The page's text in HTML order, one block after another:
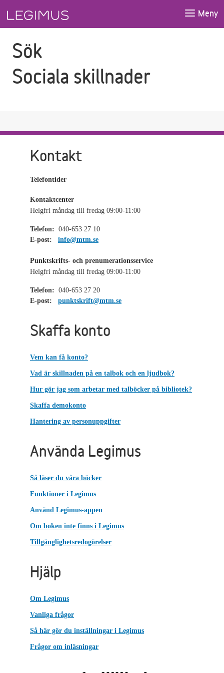
Meny
Sök
Sociala skillnader
Kontakt
Telefontider
Kontaktcenter
Helgfri måndag till fredag 09:00-11:00
Telefon: 040-653 27 10
E-post:
info@mtm.se
Punktskrifts- och prenumerationsservice
Helgfri måndag till fredag 09:00-11:00
Telefon: 040-653 27 20
E-post:
punktskrift@mtm.se
Skaffa konto
Vem kan få konto?
Vad är skillnaden på en talbok och en ljudbok?
Hur gör jag som arbetar med talböcker på bibliotek?
Skaffa demokonto
Hantering av personuppgifter
Använda Legimus
Så läser du våra böcker
Funktioner i Legimus
Använd Legimus-appen
Om boken inte finns i Legimus
Tillgänglighetsredogörelser
Hjälp
Om Legimus
Vanliga frågor
Så här gör du inställningar i Legimus
Frågor om inläsningar